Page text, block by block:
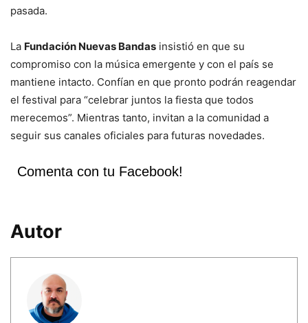
pasada.
La Fundación Nuevas Bandas insistió en que su
compromiso con la música emergente y con el país se
mantiene intacto. Confían en que pronto podrán reagendar
el festival para “celebrar juntos la fiesta que todos
merecemos”. Mientras tanto, invitan a la comunidad a
seguir sus canales oficiales para futuras novedades.
Comenta con tu Facebook!
Autor